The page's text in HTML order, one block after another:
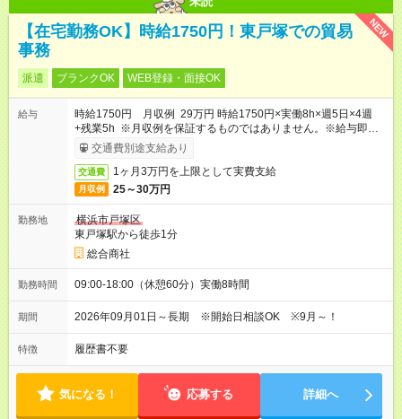
NEW
【在宅勤務OK】時給1750円！東戸塚での貿易
事務
派遣 ブランクOK WEB登録・面接OK
給与
時給1750円 月収例 29万円 時給1750円×実働8h×週5日×4週
+残業5h ※月収例を保証するものではありません。※給与即受取
りサービス利用可（利用条件有）
交通費別途支給あり
交通費 1ヶ月3万円を上限として実費支給
月収例 25～30万円
勤務地
横浜市戸塚区
東戸塚駅から徒歩1分
総合商社
勤務時間 09:00-18:00（休憩60分）実働8時間
期間 2026年09月01日～長期 ※開始日相談OK ※9月～！
特徴 履歴書不要
気になる！ 応募する 詳細へ